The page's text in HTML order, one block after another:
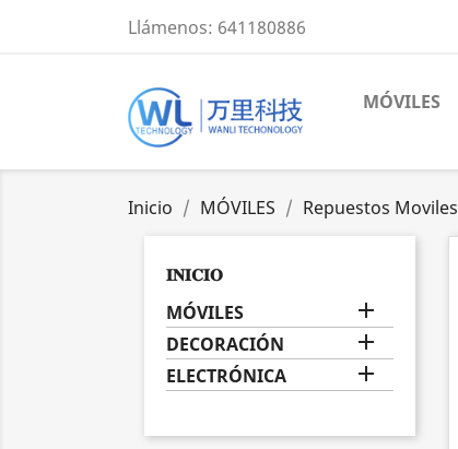
Llámenos: 641180886
MÓVILES
Inicio MÓVILES Repuestos Moviles
𝐈𝐍𝐈𝐂𝐈𝐎
MÓVILES 
DECORACIÓN 
ELECTRÓNICA 